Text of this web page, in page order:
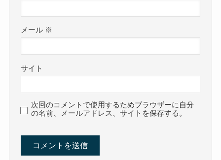
メール ※
サイト
次回のコメントで使用するためブラウザーに自分
の名前、メールアドレス、サイトを保存する。